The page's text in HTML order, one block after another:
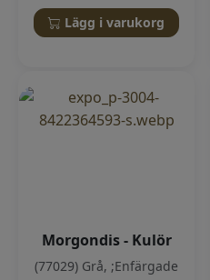
Lägg i varukorg
Morgondis - Kulör
(77029) Grå, ;Enfärgade